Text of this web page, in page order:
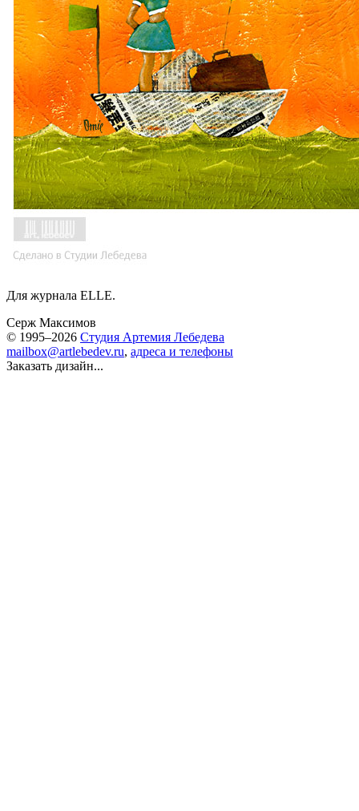
Для журнала ELLE.
Серж Максимов
© 1995–2026 Студия Артемия Лебедева
mailbox@artlebedev.ru, адреса и телефоны
Заказать дизайн...